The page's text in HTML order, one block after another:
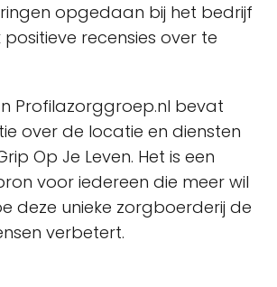
opgedaan bij het bedrijf
recensies over te
Profilazorggroep.nl bevat
over de locatie en diensten
Op Je Leven. Het is een
voor iedereen die meer wil
deze unieke zorgboerderij de
verbetert.